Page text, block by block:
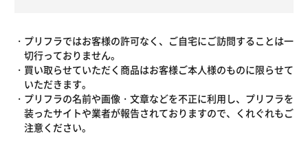
プリフラではお客様の許可なく、ご自宅にご訪問することは一
切行っておりません。
買い取らせていただく商品はお客様ご本人様のものに限らせて
いただきます。
プリフラの名前や画像・文章などを不正に利用し、プリフラを
装ったサイトや業者が報告されておりますので、くれぐれもご
注意ください。